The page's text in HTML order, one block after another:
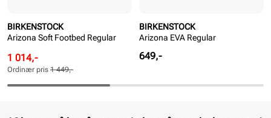
BIRKENSTOCK
Arizona Soft Footbed Regular
Rabattert
pris
Pris
1 014,-
Ordinær
pris
Pris
Ordinær pris 1 449,-
BIRKENSTOCK
Arizona EVA Regular
Pris
649,-